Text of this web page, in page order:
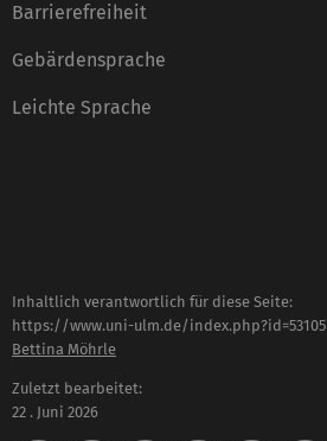
Barrierefreiheit
Gebärdensprache
Leichte Sprache
Inhaltlich verantwortlich für diese Seite:
https://www.uni-ulm.de/index.php?id=53105
Bettina Möhrle
Zuletzt bearbeitet:
22 . Juni 2026